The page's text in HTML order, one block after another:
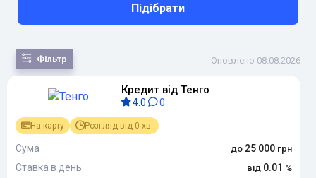
Підібрати
Фільтр
За
За сумою
За терміном
За
За новизною
Оновлено 08.08.2026
Кредит від Тенго
4.0 0
На карту Розгляд від 0 хв.
Сума
25 000
Ставка в день
0.01